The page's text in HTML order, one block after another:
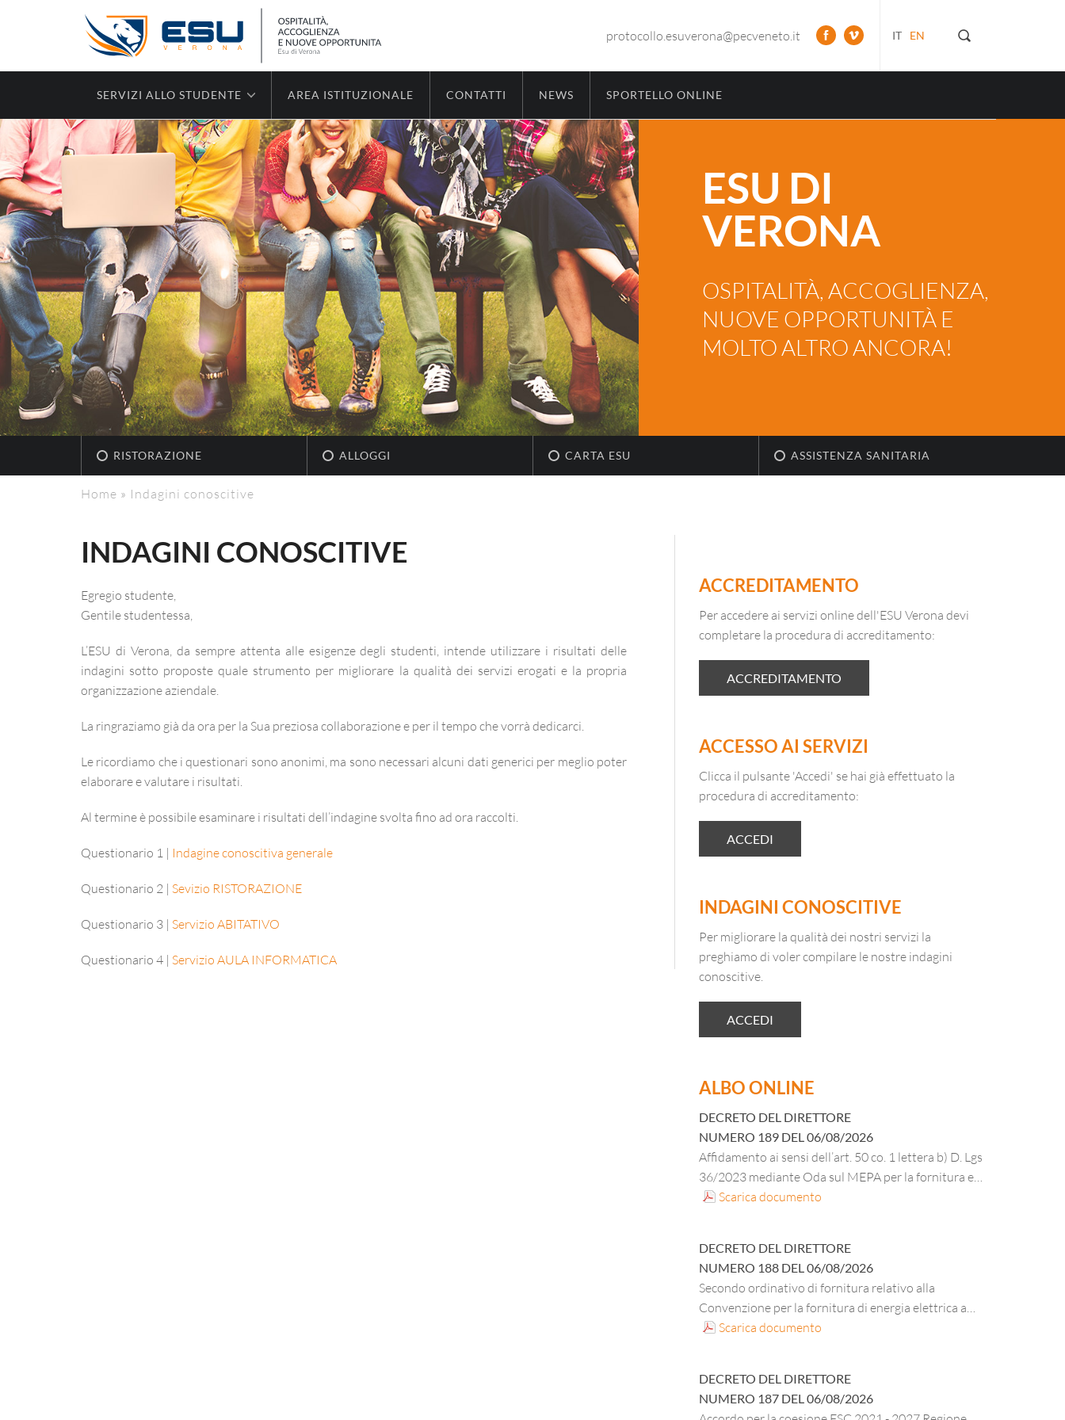
IT EN
protocollo.esuverona@pecveneto.it
SERVIZI ALLO STUDENTE AREA ISTITUZIONALE CONTATTI NEWS SPORTELLO ONLINE
ESU DI
VERONA
OSPITALITÀ, ACCOGLIENZA,
NUOVE OPPORTUNITÀ E
MOLTO ALTRO ANCORA!
RISTORAZIONE ALLOGGI CARTA ESU ASSISTENZA SANITARIA
Home » Indagini conoscitive
INDAGINI CONOSCITIVE
Egregio studente,
Gentile studentessa,
L’ESU di Verona, da sempre attenta alle esigenze degli studenti, intende utilizzare i risultati delle
indagini sotto proposte quale strumento per migliorare la qualità dei servizi erogati e la propria
organizzazione aziendale.
La ringraziamo già da ora per la Sua preziosa collaborazione e per il tempo che vorrà dedicarci.
Le ricordiamo che i questionari sono anonimi, ma sono necessari alcuni dati generici per meglio poter
elaborare e valutare i risultati.
Al termine è possibile esaminare i risultati dell’indagine svolta fino ad ora raccolti.
Questionario 1 | Indagine conoscitiva generale
Questionario 2 | Sevizio RISTORAZIONE
Questionario 3 | Servizio ABITATIVO
Questionario 4 | Servizio AULA INFORMATICA
ACCREDITAMENTO
Per accedere ai servizi online dell'ESU Verona devi
completare la procedura di accreditamento:
ACCREDITAMENTO
ACCESSO AI SERVIZI
Clicca il pulsante 'Accedi' se hai già effettuato la
procedura di accreditamento:
ACCEDI
INDAGINI CONOSCITIVE
Per migliorare la qualità dei nostri servizi la
preghiamo di voler compilare le nostre indagini
conoscitive.
ACCEDI
ALBO ONLINE
DECRETO DEL DIRETTORE
NUMERO 189 DEL06/08/2026
Affidamento ai sensi dell’art. 50 co. 1 lettera b) D. Lgs
36/2023 mediante Oda sul MEPA per la fornitura e
installazione di apparati attivi di rete per la residenza
Scarica documento
DECRETO DEL DIRETTORE
NUMERO 188 DEL06/08/2026
Secondo ordinativo di fornitura relativo alla
Convenzione per la fornitura di energia elettrica a
prezzo variabile e dei servizi connessi per le
dell’ESU di Verona CIG master B2B780EAEA – CIG
derivato BB6E49852B.
Scarica documento
DECRETO DEL DIRETTORE
NUMERO 187 DEL06/08/2026